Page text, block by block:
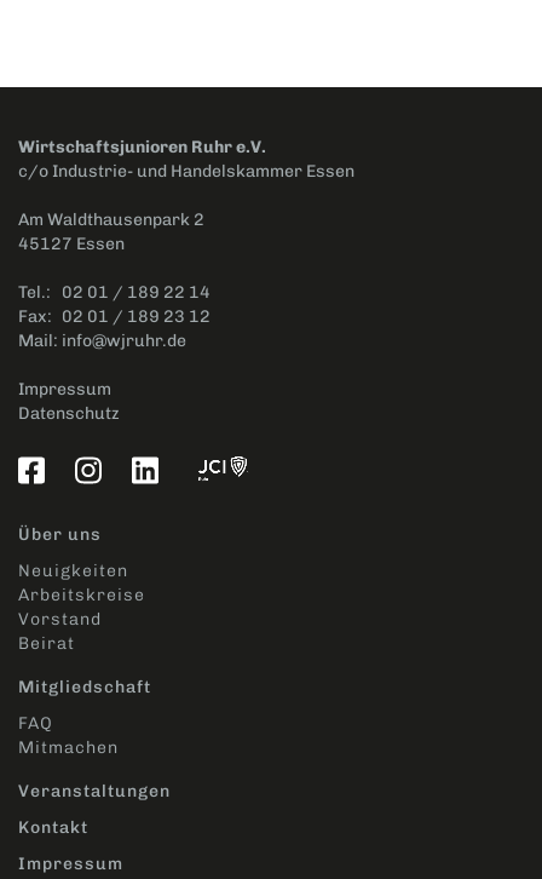
Wirtschaftsjunioren Ruhr e.V.
c/o Industrie- und Handelskammer Essen
Am Waldthausenpark 2
45127 Essen
Tel.:
02 01 / 189 22 14
Fax: 02 01 / 189 23 12
Mail: info@wjruhr.de
Impressum
Datenschutz
Über uns
Neuigkeiten
Arbeitskreise
Vorstand
Beirat
Mitgliedschaft
FAQ
Mitmachen
Veranstaltungen
Kontakt
Impressum